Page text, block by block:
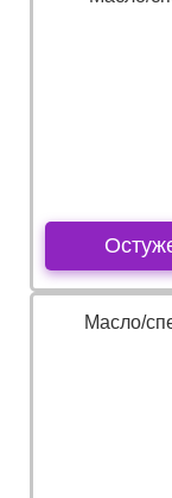
Масло/